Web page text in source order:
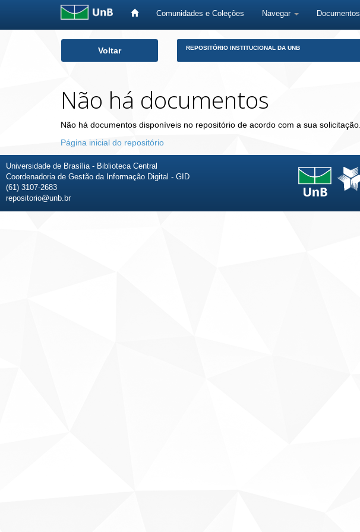
Comunidades e Coleções Navegar Documentos
Voltar REPOSITÓRIO INSTITUCIONAL DA UNB
Não há documentos
Não há documentos disponíveis no repositório de acordo com a sua solicitação.
Página inicial do repositório
Universidade de Brasília - Biblioteca Central
Coordenadoria de Gestão da Informação Digital - GID
(61) 3107-2683
repositorio@unb.br